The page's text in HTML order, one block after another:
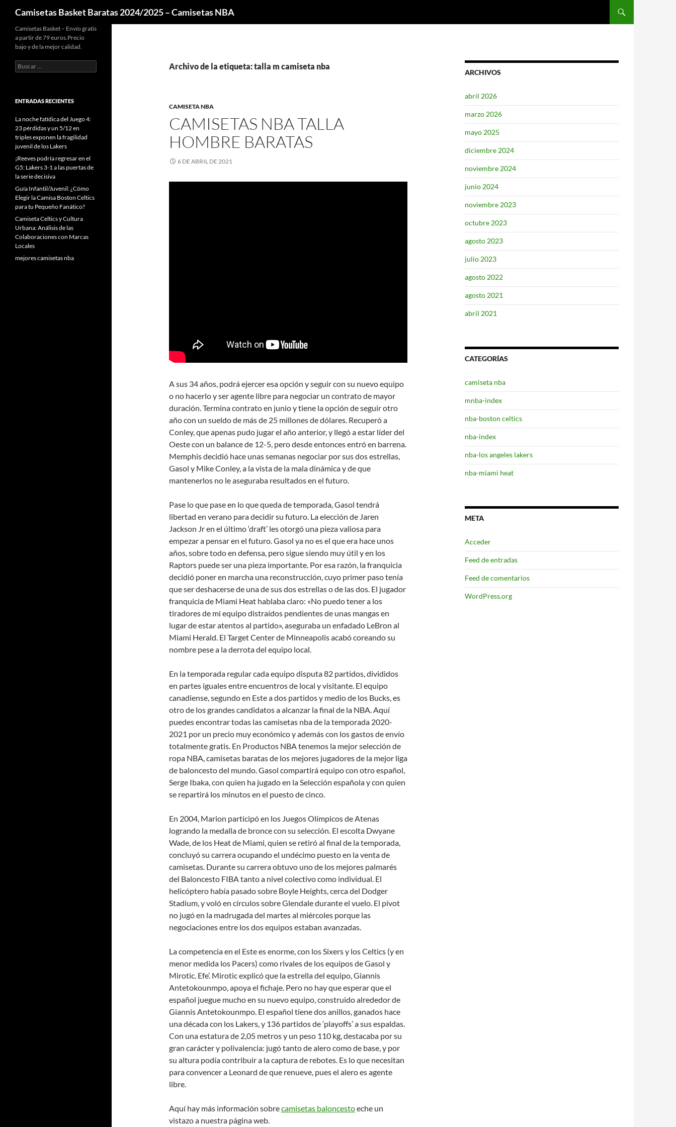
Camisetas Basket Baratas 2024/2025 – Camisetas NBA
Archivo de la etiqueta: talla m camiseta nba
CAMISETA NBA
CAMISETAS NBA TALLA
HOMBRE BARATAS
6 DE ABRIL DE 2021
A sus 34 años, podrá ejercer esa opción y seguir con su nuevo equipo
o no hacerlo y ser agente libre para negociar un contrato de mayor
duración. Termina contrato en junio y tiene la opción de seguir otro
año con un sueldo de más de 25 millones de dólares. Recuperó a
Conley, que apenas pudo jugar el año anterior, y llegó a estar líder del
Oeste con un balance de 12-5, pero desde entonces entró en barrena.
Memphis decidió hace unas semanas negociar por sus dos estrellas,
Gasol y Mike Conley, a la vista de la mala dinámica y de que
mantenerlos no le aseguraba resultados en el futuro.
Pase lo que pase en lo que queda de temporada, Gasol tendrá
libertad en verano para decidir su futuro. La elección de Jaren
Jackson Jr en el último ‘draft’ les otorgó una pieza valiosa para
empezar a pensar en el futuro. Gasol ya no es el que era hace unos
años, sobre todo en defensa, pero sigue siendo muy útil y en los
Raptors puede ser una pieza importante. Por esa razón, la franquicia
decidió poner en marcha una reconstrucción, cuyo primer paso tenía
que ser deshacerse de una de sus dos estrellas o de las dos. El jugador
franquicia de Miami Heat hablaba claro: «No puedo tener a los
tiradores de mi equipo distraídos pendientes de unas mangas en
lugar de estar atentos al partido», aseguraba un enfadado LeBron al
Miami Herald. El Target Center de Minneapolis acabó coreando su
nombre pese a la derrota del equipo local.
En la temporada regular cada equipo disputa 82 partidos, divididos
en partes iguales entre encuentros de local y visitante. El equipo
canadiense, segundo en Este a dos partidos y medio de los Bucks, es
otro de los grandes candidatos a alcanzar la final de la NBA. Aquí
puedes encontrar todas las camisetas nba de la temporada 2020-
2021 por un precio muy económico y además con los gastos de envío
totalmente gratis. En Productos NBA tenemos la mejor selección de
ropa NBA, camisetas baratas de los mejores jugadores de la mejor liga
de baloncesto del mundo. Gasol compartirá equipo con otro español,
Serge Ibaka, con quien ha jugado en la Selección española y con quien
se repartirá los minutos en el puesto de cinco.
En 2004, Marion participó en los Juegos Olímpicos de Atenas
logrando la medalla de bronce con su selección. El escolta Dwyane
Wade, de los Heat de Miami, quien se retiró al final de la temporada,
concluyó su carrera ocupando el undécimo puesto en la venta de
camisetas. Durante su carrera obtuvo uno de los mejores palmarés
del Baloncesto FIBA tanto a nivel colectivo como individual. El
helicóptero había pasado sobre Boyle Heights, cerca del Dodger
Stadium, y voló en círculos sobre Glendale durante el vuelo. El pívot
no jugó en la madrugada del martes al miércoles porque las
negociaciones entre los dos equipos estaban avanzadas.
La competencia en el Este es enorme, con los Sixers y los Celtics (y en
menor medida los Pacers) como rivales de los equipos de Gasol y
Mirotic. Efe’. Mirotic explicó que la estrella del equipo, Giannis
Antetokounmpo, apoya el fichaje. Pero no hay que esperar que el
español juegue mucho en su nuevo equipo, construido alrededor de
Giannis Antetokounmpo. El español tiene dos anillos, ganados hace
una década con los Lakers, y 136 partidos de ‘playoffs’ a sus espaldas.
Con una estatura de 2,05 metros y un peso 110 kg, destacaba por su
gran carácter y polivalencia: jugó tanto de alero como de base, y por
su altura podía contribuir a la captura de rebotes. Es lo que necesitan
para convencer a Leonard de que renueve, pues el alero es agente
libre.
Aquí hay más información sobrecamisetas baloncestoeche un
vistazo a nuestra página web.
ARCHIVOS
abril 2026
marzo 2026
mayo 2025
diciembre 2024
noviembre 2024
junio 2024
noviembre 2023
octubre 2023
agosto 2023
julio 2023
agosto 2022
agosto 2021
abril 2021
CATEGORÍAS
camiseta nba
mnba-index
nba-boston celtics
nba-index
nba-los angeles lakers
nba-miami heat
META
Acceder
Feed de entradas
Feed de comentarios
WordPress.org
Camisetas Basket – Envío gratis
a partir de 79 euros.Precio
bajo y de la mejor calidad.
Buscar:
ENTRADAS RECIENTES
La noche fatídica del Juego 4:
23 pérdidas y un 5/12 en
triples exponen la fragilidad
juvenil de los Lakers
¡Reeves podría regresar en el
G5: Lakers 3-1 a las puertas de
la serie decisiva
Guía Infantil/Juvenil: ¿Cómo
Elegir la Camisa Boston Celtics
para tu Pequeño Fanático?
Camiseta Celtics y Cultura
Urbana: Análisis de las
Colaboraciones con Marcas
Locales
mejores camisetas nba